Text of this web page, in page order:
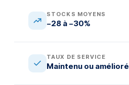
STOCKS MOYENS
−28 à −30%
TAUX DE SERVICE
Maintenu ou amélioré